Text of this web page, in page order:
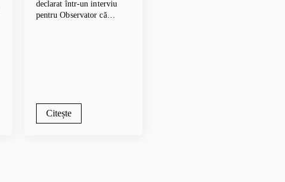
declarat într-un interviu
pentru Observator că…
Citește